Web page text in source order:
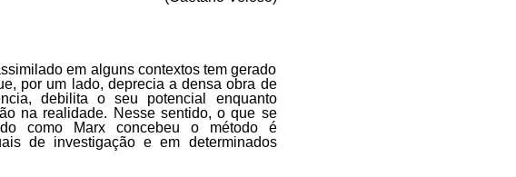
em alguns contextos tem gerado
por um lado, deprecia a densa obra de
debilita o seu potencial enquanto
na realidade. Nesse sentido, o que se
como Marx concebeu o método é
de investigação e em determinados